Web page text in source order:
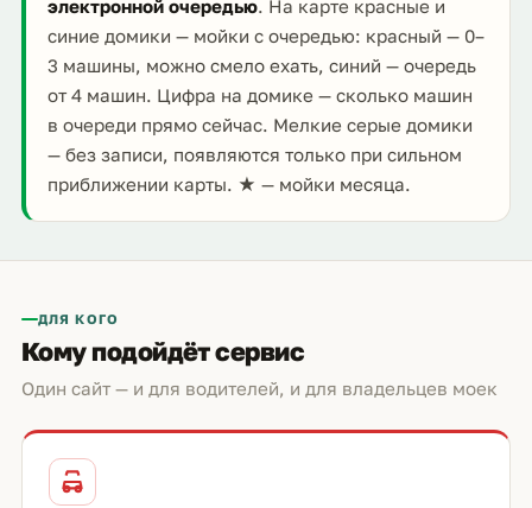
электронной очередью. На карте красные и
синие домики — мойки с очередью: красный — 0–
3 машины, можно смело ехать, синий — очередь
от 4 машин. Цифра на домике — сколько машин
в очереди прямо сейчас. Мелкие серые домики
— без записи, появляются только при сильном
приближении карты. ★ — мойки месяца.
ДЛЯ КОГО
Кому подойдёт сервис
Один сайт — и для водителей, и для владельцев моек